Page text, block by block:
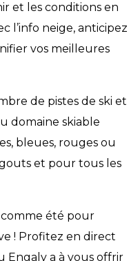
et les conditions en
l’info neige, anticipez
vos meilleures
de pistes de ski et
domaine skiable
bleues, rouges ou
et pour tous les
été pour
! Profitez en direct
Engaly a à vous offrir